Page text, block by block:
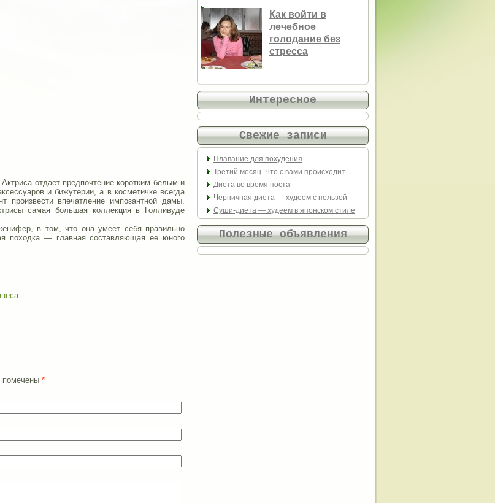
отдает предпочтение коротким белым и
и бижутерии, а в косметичке всегда
произвести впечатление импозантной дамы.
самая большая коллекция в Голливуде
в том, что она умеет себя правильно
походка — главная составляющая ее юного
помечены *
Как войти в
лечебное
голодание без
стресса
Интересное
Свежие записи
Плавание для похудения
Третий месяц. Что с вами происходит
Диета во время поста
Черничная диета — худеем с пользой
Суши-диета — худеем в японском стиле
Полезные объявления